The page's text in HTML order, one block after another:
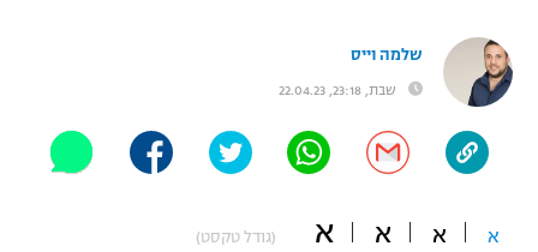
"מחצית בשכונה" – פודקאסט
משתתפים וזוכים בפרסים
תקנון משתתפים וזוכים בפרסיםטניס
אופניים
ספורט מוטורי
שלמה וייס
שבת, 23:18, 22.04.23
א א א א (גודל טקסט)